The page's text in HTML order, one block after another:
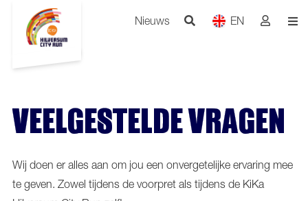
Nieuws EN
VEELGESTELDE VRAGEN
Wij doen er alles aan om jou een onvergetelijke ervaring mee
te geven. Zowel tijdens de voorpret als tijdens de KiKa